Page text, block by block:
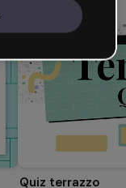
Quiz terrazzo